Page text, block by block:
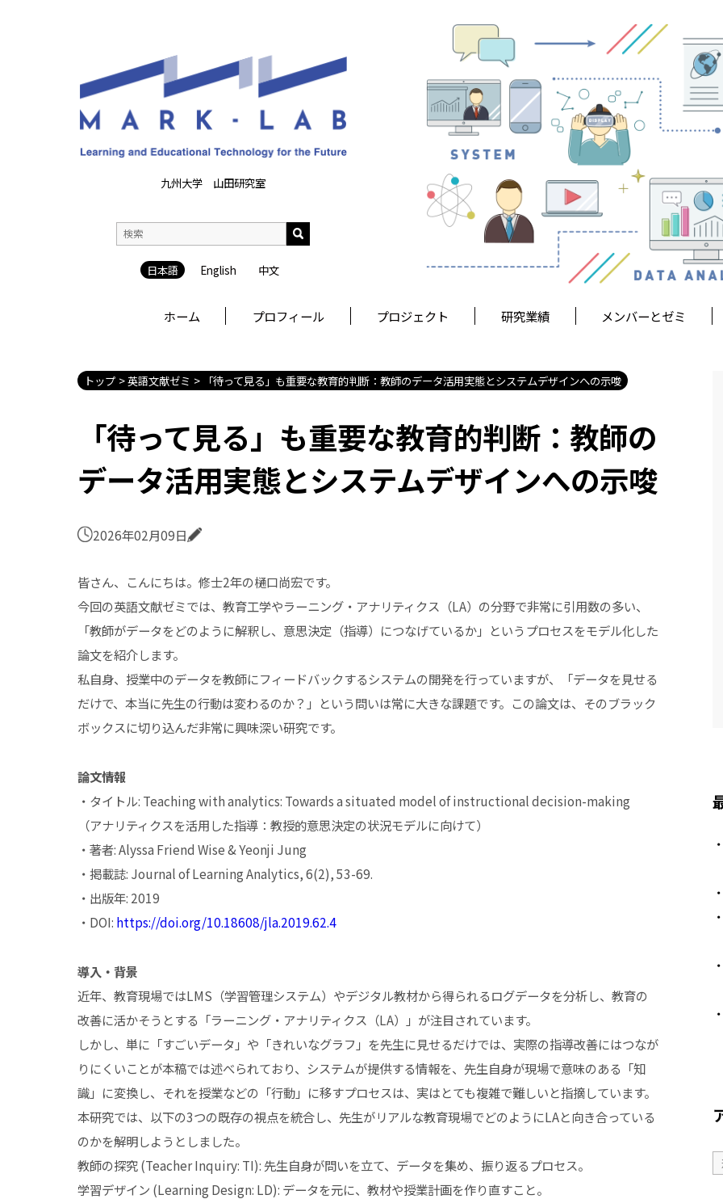
九州大学 山田研究室
日本語 English 中文
ホーム プロフィール プロジェクト 研究業績 メンバーとゼミ
トップ 英語文献ゼミ 「待って見る」も重要な教育的判断：教師のデータ活用実態とシステムデザインへの示唆
「待って見る」も重要な教育的判断：教師の
データ活用実態とシステムデザインへの示唆
2026年02月09日
皆さん、こんにちは。修士2年の樋口尚宏です。
今回の英語文献ゼミでは、教育工学やラーニング・アナリティクス（LA）の分野で非常に引用数の多い、
「教師がデータをどのように解釈し、意思決定（指導）につなげているか」というプロセスをモデル化した
論文を紹介します。
私自身、授業中のデータを教師にフィードバックするシステムの開発を行っていますが、「データを見せる
だけで、本当に先生の行動は変わるのか？」という問いは常に大きな課題です。この論文は、そのブラック
ボックスに切り込んだ非常に興味深い研究です。
論文情報
・タイトル: Teaching with analytics: Towards a situated model of instructional decision-making
（アナリティクスを活用した指導：教授的意思決定の状況モデルに向けて）
・著者: Alyssa Friend Wise & Yeonji Jung
・掲載誌: Journal of Learning Analytics, 6(2), 53-69.
・出版年: 2019
・DOI: https://doi.org/10.18608/jla.2019.62.4
導入・背景
近年、教育現場ではLMS（学習管理システム）やデジタル教材から得られるログデータを分析し、教育の
改善に活かそうとする「ラーニング・アナリティクス（LA）」が注目されています。
しかし、単に「すごいデータ」や「きれいなグラフ」を先生に見せるだけでは、実際の指導改善にはつなが
りにくいことが本稿では述べられており、システムが提供する情報を、先生自身が現場で意味のある「知
識」に変換し、それを授業などの「行動」に移すプロセスは、実はとても複雑で難しいと指摘しています。
本研究では、以下の3つの既存の視点を統合し、先生がリアルな教育現場でどのようにLAと向き合っている
のかを解明しようとしました。
教師の探究 (Teacher Inquiry: TI): 先生自身が問いを立て、データを集め、振り返るプロセス。
学習デザイン (Learning Design: LD): データを元に、教材や授業計画を作り直すこと。